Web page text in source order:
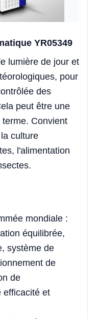
YR05349
lumière de jour et
pour
des
peut être une
Convient
culture
l'alimentation
mondiale :
équilibrée,
système de
de
de
efficacité et